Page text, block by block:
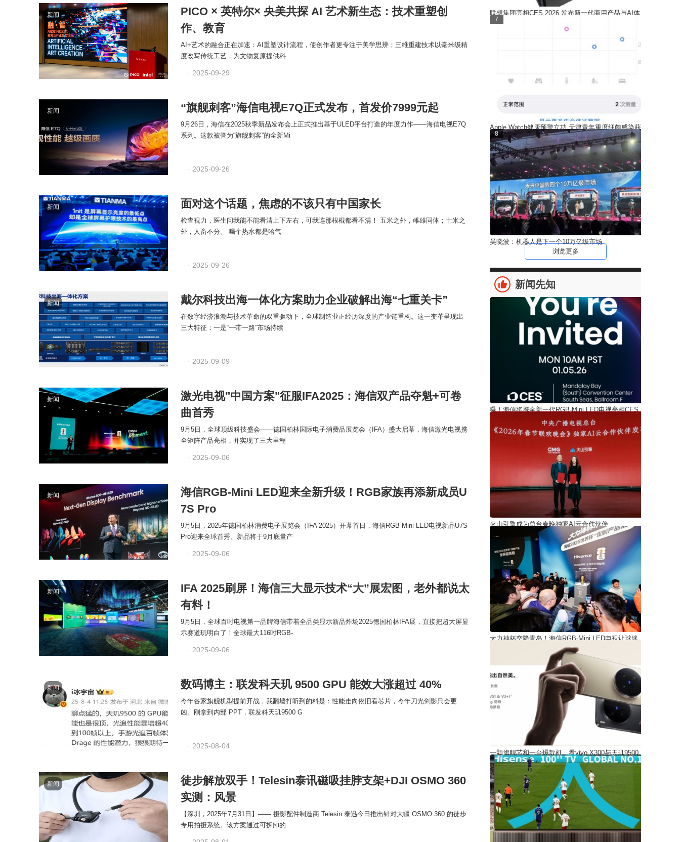
联想集团亮相CES 2026 发布新一代商用产品与AI体
验创新
7
Apple Watch健康预警立功 天津青年重度细菌感染获
及时救治
8
吴晓波：机器人是下一个10万亿级市场
浏览更多
新闻先知
曝！海信将携全新一代RGB-Mini LED电视亮相CES
2026，再次领先一
火山引擎成为总台春晚独家AI云合作伙伴
大力神杯空降青岛！海信RGB-Mini LED电视让球迷
一颗旗舰芯和一台爆款机，看vivo X300与天玑9500
的合力
新闻
PICO × 英特尔× 央美共探 AI 艺术新生态：技术重塑创
作、教育
AI+艺术的融合正在加速：AI重塑设计流程，使创作者更专注于美学思辨；三维重建技术以毫米级精
度改写传统工艺，为文物复原提供科
· 2025-09-29
新闻 “旗舰刺客”海信电视E7Q正式发布，首发价7999元起
9月26日，海信在2025秋季新品发布会上正式推出基于ULED平台打造的年度力作——海信电视E7Q
系列。这款被誉为“旗舰刺客”的全新Mi
· 2025-09-26
新闻 面对这个话题，焦虑的不该只有中国家长
检查视力，医生问我能不能看清上下左右，可我连那根棍都看不清！ 五米之外，雌雄同体；十米之
外，人畜不分。 喝个热水都是哈气
· 2025-09-26
新闻 戴尔科技出海一体化方案助力企业破解出海“七重关卡”
在数字经济浪潮与技术革命的双重驱动下，全球制造业正经历深度的产业链重构。这一变革呈现出
三大特征：一是“一带一路”市场持续
· 2025-09-09
新闻
激光电视"中国方案"征服IFA2025：海信双产品夺魁+可卷
曲首秀
9月5日，全球顶级科技盛会——德国柏林国际电子消费品展览会（IFA）盛大启幕，海信激光电视携
全矩阵产品亮相，并实现了三大里程
· 2025-09-06
新闻
海信RGB-Mini LED迎来全新升级！RGB家族再添新成员U
7S Pro
9月5日，2025年德国柏林消费电子展览会（IFA 2025）开幕首日，海信RGB-Mini LED电视新品U7S
Pro迎来全球首秀。新品将于9月底量产
· 2025-09-06
新闻
IFA 2025刷屏！海信三大显示技术“大”展宏图，老外都说太
有料！
9月5日，全球百吋电视第一品牌海信带着全品类显示新品炸场2025德国柏林IFA展，直接把超大屏显
示赛道玩明白了！全球最大116吋RGB-
· 2025-09-06
新闻 数码博主：联发科天玑 9500 GPU 能效大涨超过 40%
今年各家旗舰机型提前开战，我翻墙打听到的料是：性能走向依旧看芯片，今年刀光剑影只会更
凶。刚拿到内部 PPT，联发科天玑9500 G
· 2025-08-04
新闻
徒步解放双手！Telesin泰讯磁吸挂脖支架+DJI OSMO 360
实测：风景
【深圳，2025年7月31日】—— 摄影配件制造商 Telesin 泰迅今日推出针对大疆 OSMO 360 的徒步
专用拍摄系统。该方案通过可拆卸的